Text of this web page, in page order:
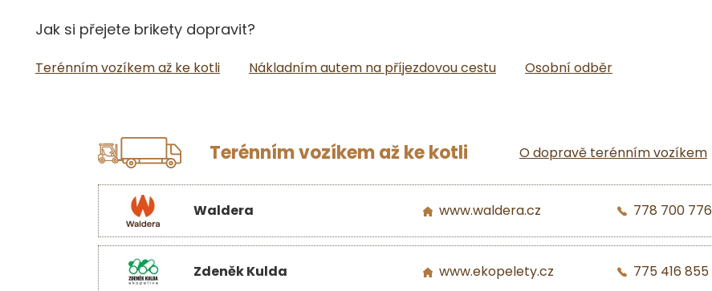
Jak si přejete brikety dopravit?
Terénním vozíkem až ke kotli Nákladním autem na příjezdovou cestu Osobní odběr
Terénním vozíkem až ke kotli O dopravě terénním vozíkem
Waldera www.waldera.cz 778 700 776
Zdeněk Kulda www.ekopelety.cz 775 416 855